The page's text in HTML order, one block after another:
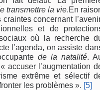
transmettre la vie.En
concernant
et de
où la recherche
l’agenda, on assiste
de la natalité.
accuser l’augmentation
extrême et sélectif
les problèmes ». [5]